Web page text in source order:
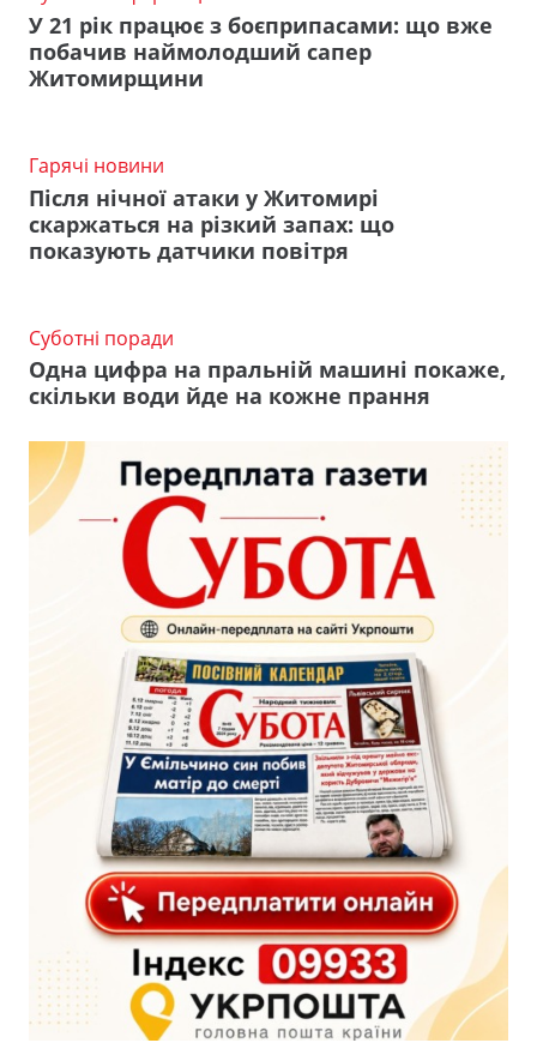
У 21 рік працює з боєприпасами: що вже
побачив наймолодший сапер
Житомирщини
Гарячі новини
Після нічної атаки у Житомирі
скаржаться на різкий запах: що
показують датчики повітря
Суботні поради
Одна цифра на пральній машині покаже,
скільки води йде на кожне прання